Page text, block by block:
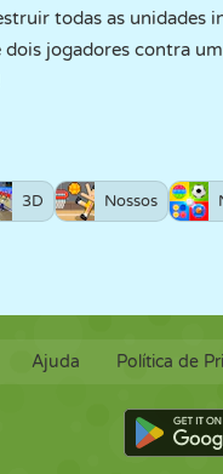
todas as unidades
jogadores contra
3D Nossos
Ajuda Política de